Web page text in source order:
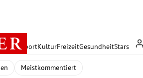
SportKulturFreizeitGesundheitStars
Meistkommentiert